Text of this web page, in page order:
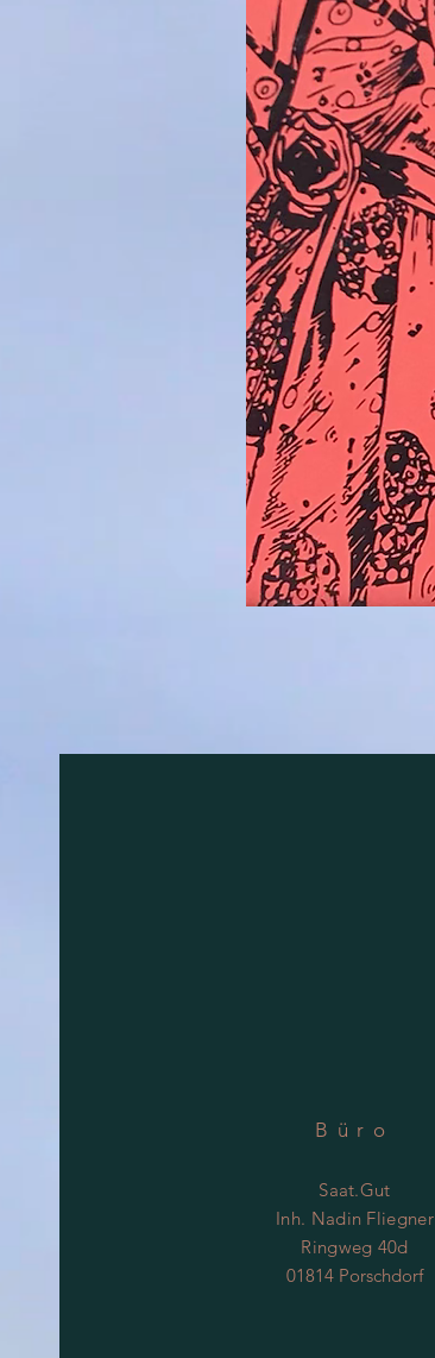
Büro
Saat.Gut
Inh. Nadin Fliegner
Ringweg 40d
01814 Porschdorf